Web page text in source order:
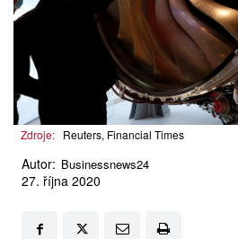
Zdroje: Reuters, Financial Times
Autor: Businessnews24
27. října 2020